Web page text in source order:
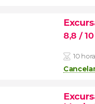
8,8 / 10
10